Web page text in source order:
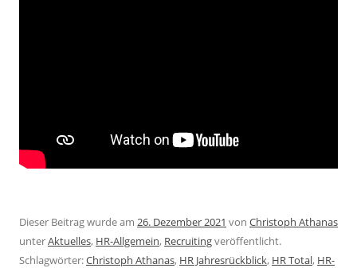
Dieser Beitrag wurde am 26. Dezember 2021 von Christoph Athanas
unterAktuelles, HR-Allgemein, Recruitingveröffentlicht.
Schlagwörter:Christoph Athanas, HR Jahresrückblick, HR Total, HR-